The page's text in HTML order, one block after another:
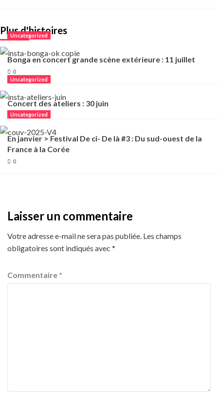
Plus d'histoires
Uncategorized
Bonga en concert grande scène extérieure : 11 juillet
0
Uncategorized
Concert des ateliers : 30 juin
Uncategorized
En janvier > Festival De ci- De là #3 : Du sud-ouest de la
France à la Corée
0
Laisser un commentaire
Votre adresse e-mail ne sera pas publiée. Les champs
obligatoires sont indiqués avec *
Commentaire *